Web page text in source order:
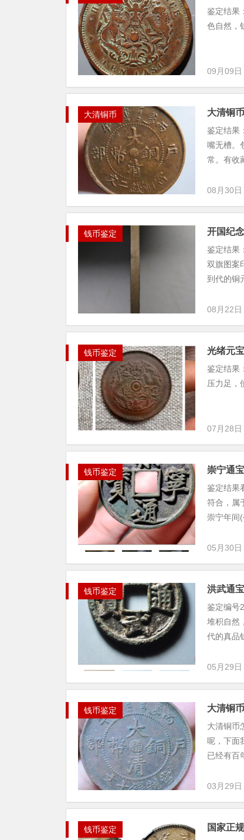
鉴定结果
色自然，
09月09日
大清铜币 大清铜
鉴定结果
嘴无槽。
常。有收
08月30日
钱币鉴定 开国纪
鉴定结果
双旗图案
到代的铜
08月22日
钱币鉴定 光绪元
鉴定结果
压力足，
07月28日
钱币鉴定 崇宁通
鉴定结果
符合，属
崇宁年间
05月30日
钱币鉴定 洪武通
鉴定编号
堆积自然
代的真品
05月29日
钱币鉴定 大清铜
大清铜币
呢，下面
已经有百
03月29日
钱币鉴定 国家正